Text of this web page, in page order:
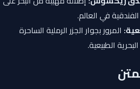
في العالم.
المرور بجوار الجزر الرملية الساحرة
الطبيعية.